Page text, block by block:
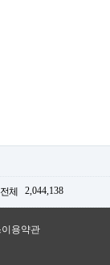
전체 2,044,138
용약관